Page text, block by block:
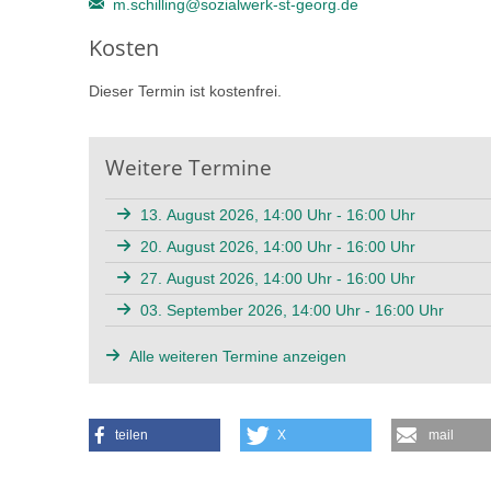
m.schilling@sozialwerk-st-georg.de
Kosten
Dieser Termin ist kostenfrei.
Weitere Termine
13. August 2026, 14:00 Uhr - 16:00 Uhr
20. August 2026, 14:00 Uhr - 16:00 Uhr
27. August 2026, 14:00 Uhr - 16:00 Uhr
03. September 2026, 14:00 Uhr - 16:00 Uhr
Alle weiteren Termine anzeigen
teilen X mail